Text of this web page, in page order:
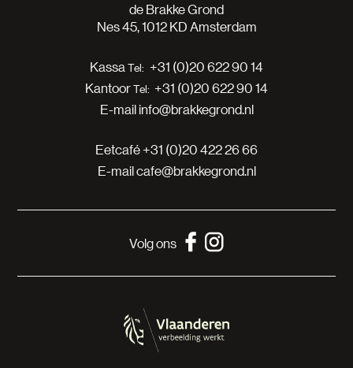
de Brakke Grond
Nes 45, 1012 KD Amsterdam
Kassa
+31 (0)20 622 90 14
Kantoor
+31 (0)20 622 90 14
E-mailinfo@brakkegrond.nl
Eetcafé+31 (0)20 422 26 66
E-mailcafe@brakkegrond.nl
Volg ons